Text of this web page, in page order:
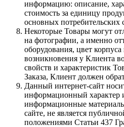
информацию: описание,
стоимость за единицу
основных потребительских
Некоторые Товары могут
на фотографии, а именно
оборудования, цвет
возникновения у Клиента
свойств и характеристик
Заказа, Клиент должен
Данный интернет-сайт
информационный характер
информационные
сайте, не является
положениями Статьи 437